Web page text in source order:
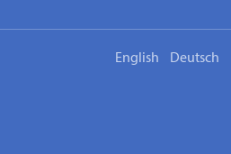
English Deutsch